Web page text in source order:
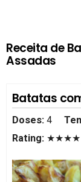
Receita de
Assadas
Batatas
Doses: 4
Rating: ★★★★